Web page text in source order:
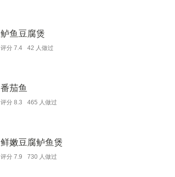
鲈鱼豆腐煲
评分 7.4 42 人做过
番茄鱼
评分 8.3 465 人做过
鲜嫩豆腐鲈鱼煲
评分 7.9 730 人做过